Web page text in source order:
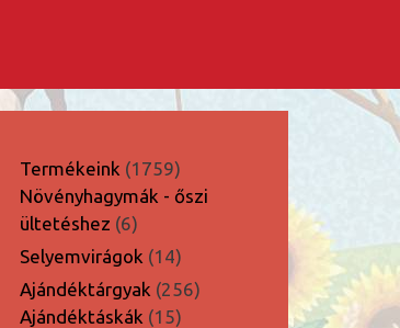
Termékeink 17591759
termék
Növényhagymák - őszi
ültetéshez 66
termék
Selyemvirágok 1414
termék
Ajándéktárgyak 256256
Ajándéktáskák 1515